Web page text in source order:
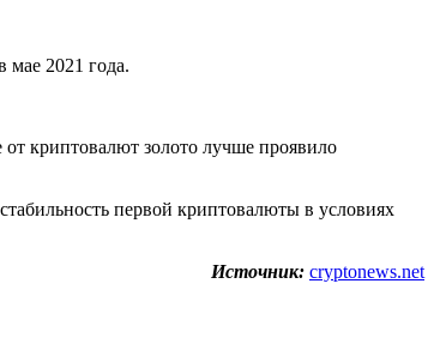
2021 года.
криптовалют золото лучше проявило
первой криптовалюты в условиях
Источник: cryptonews.net